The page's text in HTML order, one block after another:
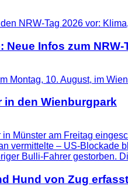
Infos zum NRW-
in den Wienburgpark
Münster am Freitag
vermittelte – US-Blockade
Hund von Zug erfasst